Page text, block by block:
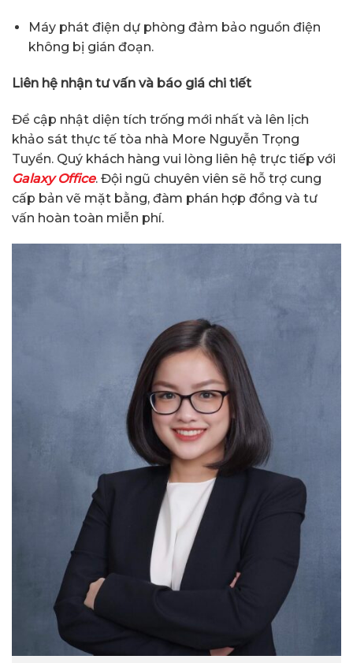
Máy phát điện dự phòng đảm bảo nguồn điện
không bị gián đoạn.
Liên hệ nhận tư vấn và báo giá chi tiết
Để cập nhật diện tích trống mới nhất và lên lịch
khảo sát thực tế tòa nhà More Nguyễn Trọng
Tuyển. Quý khách hàng vui lòng liên hệ trực tiếp với
Galaxy Office. Đội ngũ chuyên viên sẽ hỗ trợ cung
cấp bản vẽ mặt bằng, đàm phán hợp đồng và tư
vấn hoàn toàn miễn phí.